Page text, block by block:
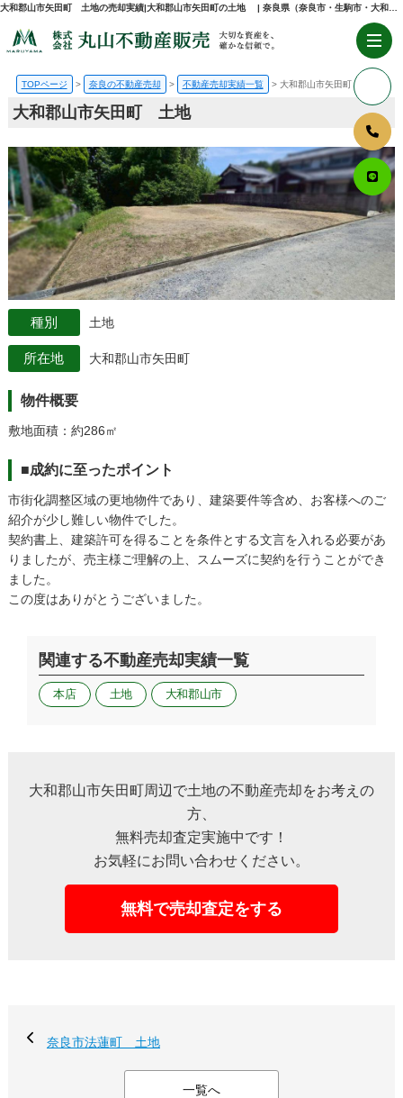
TOPページ 奈良の不動産売却 不動産売却実績一覧 大和郡山市矢田町 土地
大和郡山市矢田町 土地
土地
大和郡山市矢田町
物件概要
敷地面積：約286㎡
■成約に至ったポイント
市街化調整区域の更地物件であり、建築要件等含め、お客様へのご
紹介が少し難しい物件でした。
契約書上、建築許可を得ることを条件とする文言を入れる必要があ
りましたが、売主様ご理解の上、スムーズに契約を行うことができ
ました。
この度はありがとうございました。
関連する不動産売却実績一覧
本店 土地 大和郡山市
大和郡山市矢田町周辺で土地の不動産売却をお考えの
方、
無料売却査定実施中です！
お気軽にお問い合わせください。
無料で売却査定をする
奈良市法蓮町 土地
一覧へ